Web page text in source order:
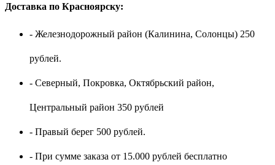
Доставка по Красноярску:
- Железнодорожный район (Калинина, Солонцы) 250
рублей.
- Северный, Покровка, Октябрьский район,
Центральный район 350 рублей
- Правый берег 500 рублей.
- При сумме заказа от 15.000 рублей бесплатно